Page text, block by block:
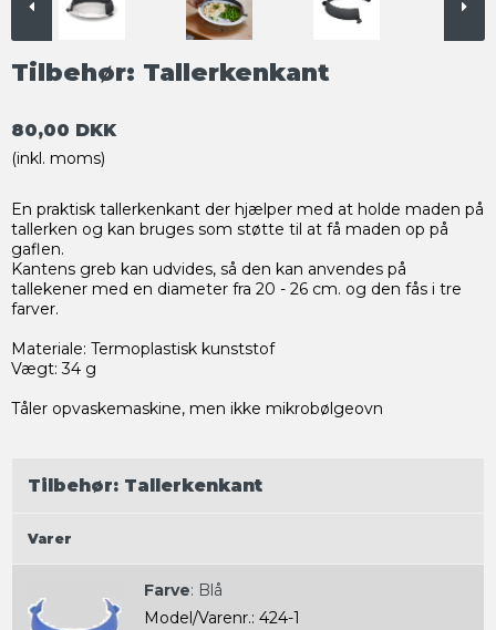
Tilbehør: Tallerkenkant
80,00 DKK
(inkl. moms)
En praktisk tallerkenkant der hjælper med at holde maden på
tallerken og kan bruges som støtte til at få maden op på
gaflen.
Kantens greb kan udvides, så den kan anvendes på
tallekener med en diameter fra 20 - 26 cm. og den fås i tre
farver.
Materiale: Termoplastisk kunststof
Vægt: 34 g
Tåler opvaskemaskine, men ikke mikrobølgeovn
Tilbehør: Tallerkenkant
Varer
Farve: Blå
Model/Varenr.: 424-1